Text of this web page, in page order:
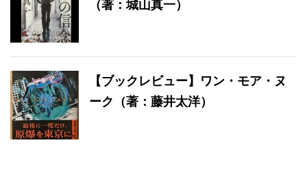
（著：城山真一）
【ブックレビュー】ワン・モア・ヌ
ーク（著：藤井太洋）